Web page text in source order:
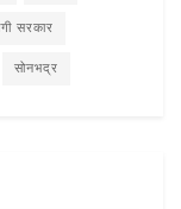
सरकार
सोनभद्र